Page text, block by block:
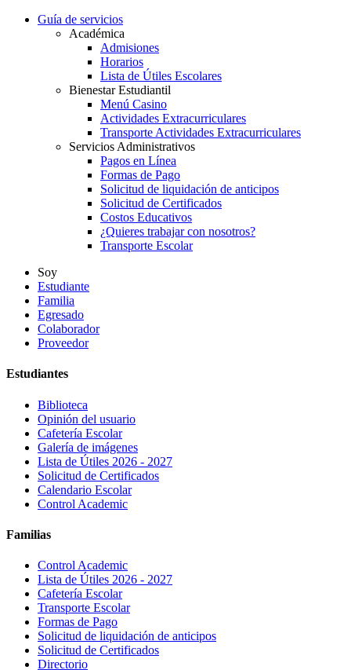
Guía de servicios
Académica
Admisiones
Horarios
Lista de Útiles Escolares
Bienestar Estudiantil
Menú Casino
Actividades Extracurriculares
Transporte Actividades Extracurriculares
Servicios Administrativos
Pagos en Línea
Formas de Pago
Solicitud de liquidación de anticipos
Solicitud de Certificados
Costos Educativos
¿Quieres trabajar con nosotros?
Transporte Escolar
Soy
Estudiante
Familia
Egresado
Colaborador
Proveedor
Estudiantes
Biblioteca
Opinión del usuario
Cafetería Escolar
Galería de imágenes
Lista de Útiles 2026 - 2027
Solicitud de Certificados
Calendario Escolar
Control Academic
Familias
Control Academic
Lista de Útiles 2026 - 2027
Cafetería Escolar
Transporte Escolar
Formas de Pago
Solicitud de liquidación de anticipos
Solicitud de Certificados
Directorio